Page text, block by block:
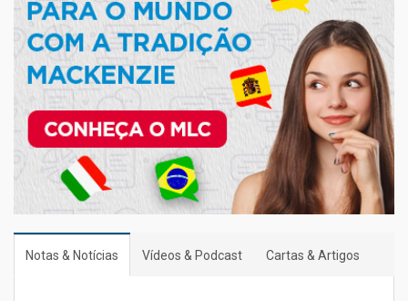
Notas & Notícias Vídeos & Podcast Cartas & Artigos